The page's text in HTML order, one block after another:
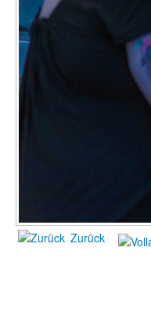
Zurück